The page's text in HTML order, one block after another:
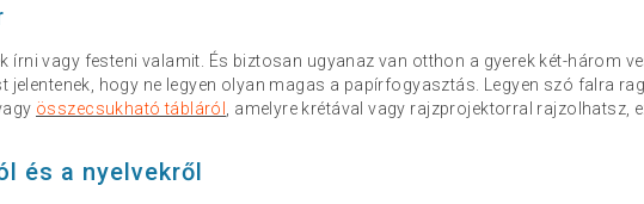
írni vagy festeni valamit. És biztosan ugyanaz van otthon a gyerek két-három
hogy ne legyen olyan magas a papírfogyasztás. Legyen szó falra
összecsukható tábláról , amelyre krétával vagy rajzprojektorral rajzolhatsz,
és a nyelvekről